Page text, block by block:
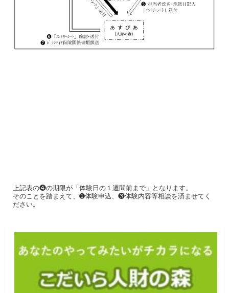
上記表の❹の期限が「体験日の１週間前まで」となります。
そのことを踏まえて、➊体験申込、❸体験内容等相談を済ませてく
ださい。